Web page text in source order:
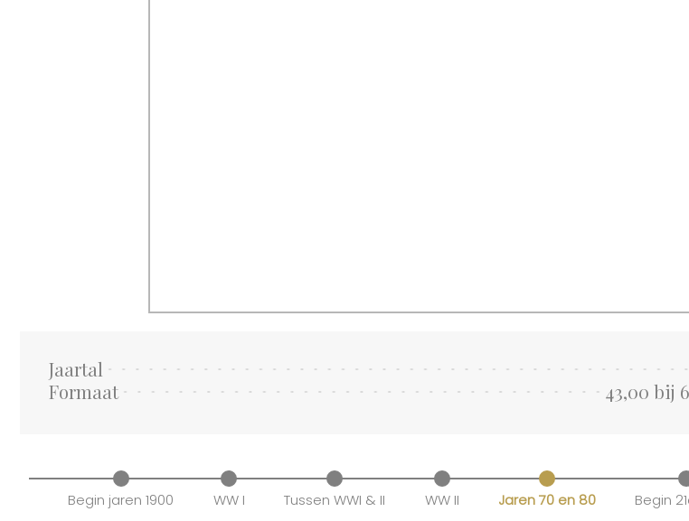
Jaartal
Formaat
43,00 bij
Begin jaren 1900 WW I Tussen WWI & II WW II Jaren 70 en 80 Begin